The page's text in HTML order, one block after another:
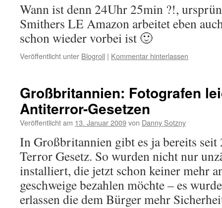
Wann ist denn 24Uhr 25min ?!,
Smithers LE Amazon arbeitet eben
schon wieder vorbei ist 🙂
Veröffentlicht unter Blogroll | Kommentar hinterlassen
Großbritannien: Fotografen
Antiterror-Gesetzen
Veröffentlicht am 13. Januar 2009von Danny Sotzny
In Großbritannien gibt es ja bereits
Terror Gesetz. So wurden nicht nur
installiert, die jetzt schon keiner mehr
geschweige bezahlen möchte – es
erlassen die dem Bürger mehr